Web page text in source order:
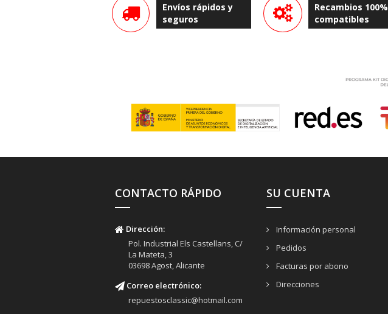
Envíos rápidos y
seguros
Recambios 100%
compatibles
CONTACTO RÁPIDO
Dirección:
Pol. Industrial Els Castellans, C/
La Mateta, 3
03698 Agost, Alicante
Correo electrónico:
repuestosclassic@hotmail.com
SU CUENTA
Información personal
Pedidos
Facturas por abono
Direcciones